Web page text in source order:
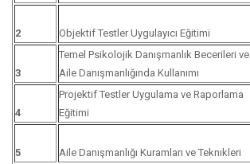
2 Objektif Testler Uygulayıcı Eğitimi
3
Temel Psikolojik Danışmanlık Becerileri ve
Aile Danışmanlığında Kullanımı
4
Projektif Testler Uygulama ve Raporlama
Eğitimi
5 Aile Danışmanlığı Kuramları ve Teknıkleri